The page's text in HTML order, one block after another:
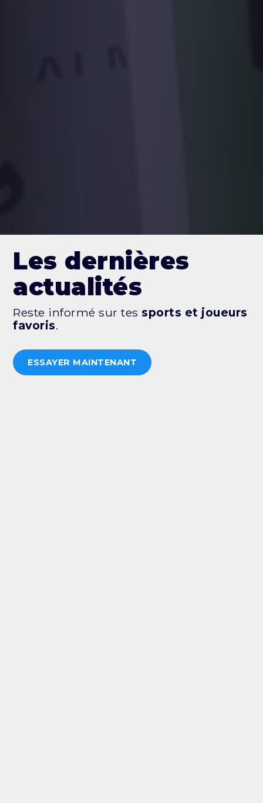
Les dernières
actualités
Reste informé sur tes sports et joueurs
favoris.
ESSAYER MAINTENANT